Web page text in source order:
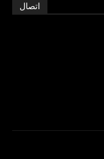
اتصال